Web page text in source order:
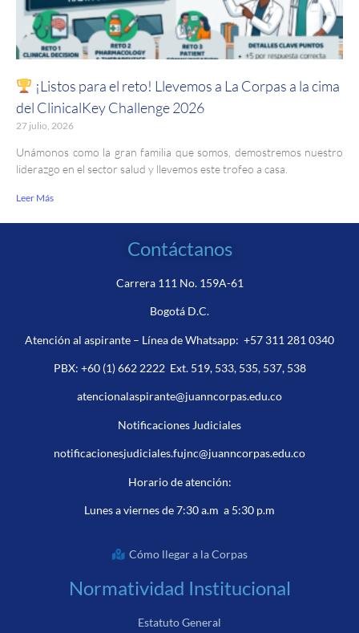
¡Listos para el reto! Llevemos a La Corpas a la cima
del ClinicalKey Challenge 2026
27 julio, 2026
Unámonos como la gran familia que somos, demostremos nuestro
liderazgo en el sector salud y llevemos este trofeo a casa.
Leer Más
Contáctanos
Carrera 111 No. 159A-61
Bogotá D.C.
Atención al aspirante – Línea de Whatsapp: +57 311 281 0340
PBX: +60 (1) 662 2222Ext. 519, 533, 535, 537, 538
atencionalaspirante@juanncorpas.edu.co
Notificaciones Judiciales
notificacionesjudiciales.fujnc@juanncorpas.edu.co
Horario de atención:
Lunes a viernes de 7:30 a.m a 5:30 p.m
Cómo llegar a la Corpas
Normatividad Institucional
Estatuto General